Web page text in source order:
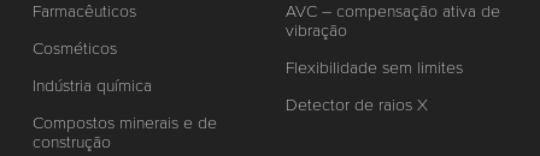
Farmacêuticos
Cosméticos
Indústria química
Compostos minerais e de
construção
AVC – compensação ativa de
vibração
Flexibilidade sem limites
Detector de raios X